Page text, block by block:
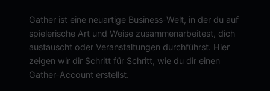
Gather ist eine neuartige Business-Welt, in der du auf
spielerische Art und Weise zusammenarbeitest, dich
austauscht oder Veranstaltungen durchführst. Hier
zeigen wir dir Schritt für Schritt, wie du dir einen
Gather-Account erstellst.